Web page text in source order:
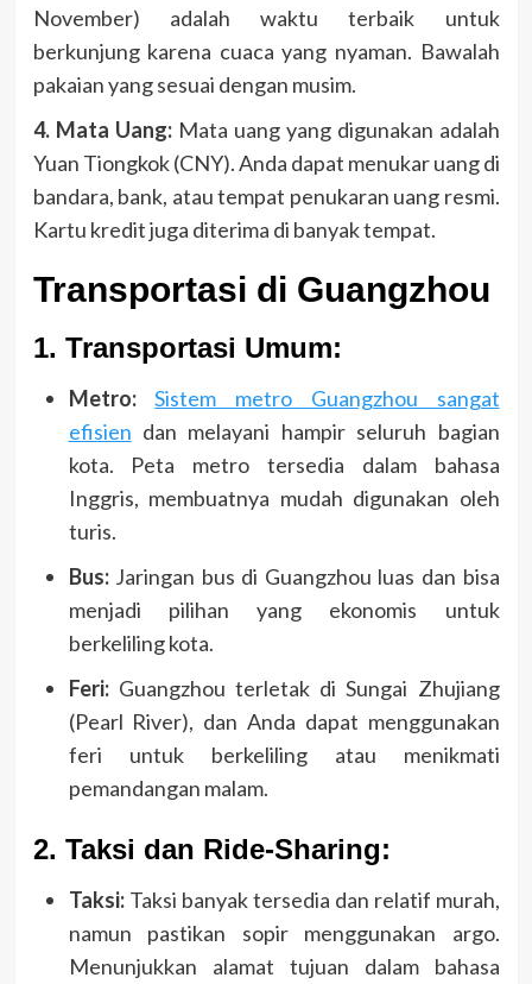
November) adalah waktu terbaik untuk
berkunjung karena cuaca yang nyaman. Bawalah
pakaian yang sesuai dengan musim.
4. Mata Uang:Mata uang yang digunakan adalah
Yuan Tiongkok (CNY). Anda dapat menukar uang di
bandara, bank, atau tempat penukaran uang resmi.
Kartu kredit juga diterima di banyak tempat.
Transportasi di Guangzhou
1. Transportasi Umum:
Metro:
Sistem metro Guangzhou sangat
efisien dan melayani hampir seluruh bagian
kota. Peta metro tersedia dalam bahasa
Inggris, membuatnya mudah digunakan oleh
turis.
Bus:Jaringan bus di Guangzhou luas dan bisa
menjadi pilihan yang ekonomis untuk
berkeliling kota.
Feri:Guangzhou terletak di Sungai Zhujiang
(Pearl River), dan Anda dapat menggunakan
feri untuk berkeliling atau menikmati
pemandangan malam.
2. Taksi dan Ride-Sharing:
Taksi:Taksi banyak tersedia dan relatif murah,
namun pastikan sopir menggunakan argo.
Menunjukkan alamat tujuan dalam bahasa